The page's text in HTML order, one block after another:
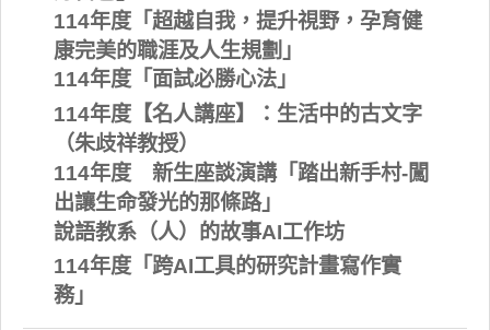
114年度「超越自我，提升視野，孕育健
康完美的職涯及人生規劃」
114年度「面試必勝心法」
114年度【名人講座】：生活中的古文字
（朱歧祥教授）
114年度 新生座談演講「踏出新手村-闖
出讓生命發光的那條路」
說語教系（人）的故事AI工作坊
114年度「跨AI工具的研究計畫寫作實
務」